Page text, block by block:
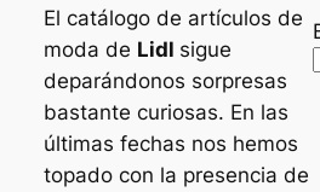
El catálogo de artículos de
moda de Lidl sigue
deparándonos sorpresas
bastante curiosas. En las
últimas fechas nos hemos
topado con la presencia de